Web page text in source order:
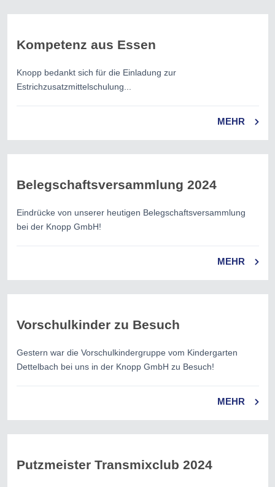
Kompetenz aus Essen
Knopp bedankt sich für die Einladung zur
Estrichzusatzmittelschulung...
MEHR
Belegschaftsversammlung 2024
Eindrücke von unserer heutigen Belegschaftsversammlung
bei der Knopp GmbH!
MEHR
Vorschulkinder zu Besuch
Gestern war die Vorschulkindergruppe vom Kindergarten
Dettelbach bei uns in der Knopp GmbH zu Besuch!
MEHR
Putzmeister Transmixclub 2024